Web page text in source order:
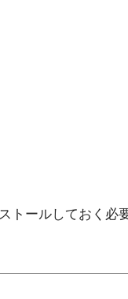
トールしておく必